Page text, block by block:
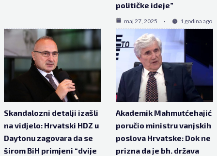
političke ideje”
maj 27, 2025 1 godina ago
Skandalozni detalji izašli
na vidjelo: Hrvatski HDZ u
Daytonu zagovara da se
širom BiH primjeni “dvije
Akademik Mahmutćehajić
poručio ministru vanjskih
poslova Hrvatske: Dok ne
prizna da je bh. država